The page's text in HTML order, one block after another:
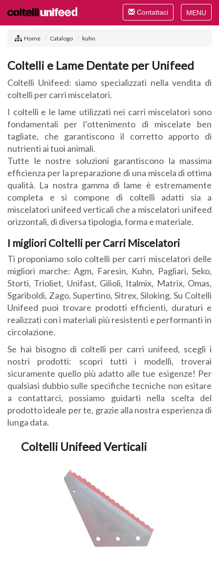
Toggle
Toggle
navigation
Contattaci
Home Catalogo kuhn
Coltelli e Lame Dentate per Unifeed
Coltelli Unifeed: siamo specializzati nella vendita di
coltelli per carri miscelatori.
I coltelli e le lame utilizzati nei carri miscelatori sono
fondamentali per l’ottenimento di miscelate ben
tagliate, che garantiscono il corretto apporto di
nutrienti ai tuoi animali.
Tutte le nostre soluzioni garantiscono la massima
efficienza per la preparazione di una miscela di ottima
qualità. La nostra gamma di lame è estremamente
completa e si compone di coltelli adatti sia a
miscelatori unifeed verticali che a miscelatori unifeed
orizzontali, di diversa tipologia, forma e materiale.
I migliori Coltelli per Carri Miscelatori
Ti proponiamo solo coltelli per carri miscelatori delle
migliori marche: Agm, Faresin, Kuhn, Pagliari, Seko,
Storti, Trioliet, Unifast, Gilioli, Italmix, Matrix, Omas,
Sgariboldi, Zago, Supertino, Sitrex, Siloking. Su Coltelli
Unifeed puoi trovare prodotti efficienti, duraturi e
realizzati con i materiali più resistenti e performanti in
circolazione.
Se hai bisogno di coltelli per carri unifeed, scegli i
nostri prodotti: scopri tutti i modelli, troverai
sicuramente quello più adatto alle tue esigenze! Per
qualsiasi dubbio sulle specifiche tecniche non esitare
a contattarci, possiamo guidarti nella scelta del
prodotto ideale per te, grazie alla nostra esperienza di
lunga data.
Coltelli Unifeed Verticali